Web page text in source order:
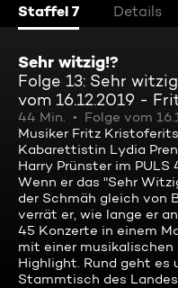
Staffel 7 Details
Sehr witzig!?
Folge 13: Sehr
vom 16.12.2019 -
44 Min. Folge vom
Musiker Fritz
Kabarettistin Lydia
Harry Prünster im
Wenn er das "Sehr
der Schmäh gleich von
verrät er, wie lange er
45 Konzerte in einem
mit einer musikalischen
Highlight. Rund geht es
Stammtisch des